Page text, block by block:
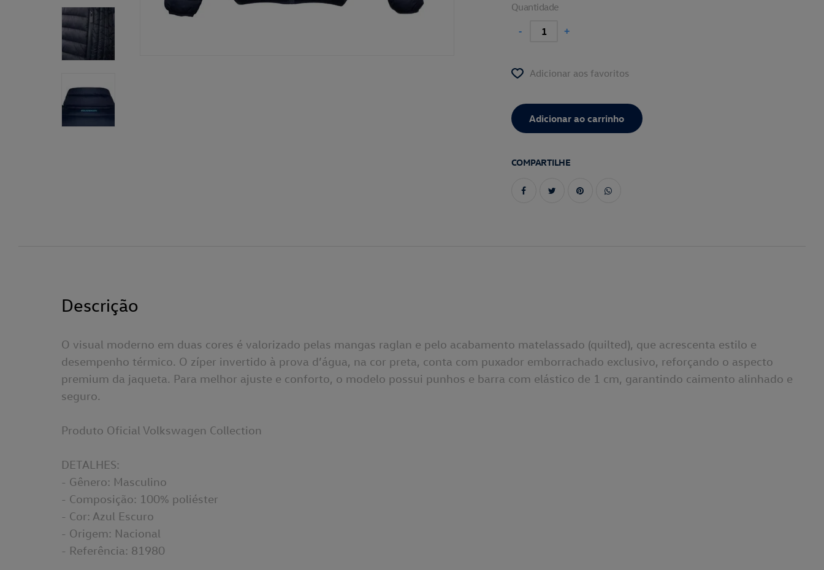
Quantidade
- +
Adicionar aos favoritos
COMPARTILHE
Descrição
O visual moderno em duas cores é valorizado pelas mangas raglan e pelo acabamento matelassado (quilted), que acrescenta estilo e
desempenho térmico. O zíper invertido à prova d’água, na cor preta, conta com puxador emborrachado exclusivo, reforçando o aspecto
premium da jaqueta. Para melhor ajuste e conforto, o modelo possui punhos e barra com elástico de 1 cm, garantindo caimento alinhado e
seguro.
Produto Oficial Volkswagen Collection
DETALHES:
- Gênero: Masculino
- Composição: 100% poliéster
- Cor: Azul Escuro
- Origem: Nacional
- Referência: 81980